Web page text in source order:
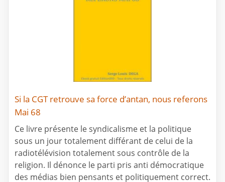
Si la CGT retrouve sa force d’antan, nous referons
Mai 68
Ce livre présente le syndicalisme et la politique
sous un jour totalement différant de celui de la
radiotélévision totalement sous contrôle de la
religion. Il dénonce le parti pris anti démocratique
des médias bien pensants et politiquement correct.